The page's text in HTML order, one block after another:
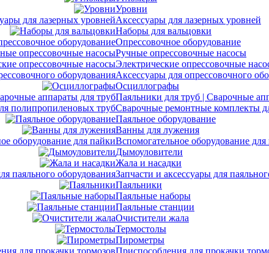
Уровни
Аксессуары для лазерных уровней
Наборы для вальцовки
Опрессовочное оборудование
Ручные опрессовочные насосы
Электрические опрессовочные
Аксессуары для опрессовочного
Осциллографы
Паяльники для труб | Сварочные
Сварочные ремонтные комплекты
Паяльное оборудование
Ванны для лужения
Вспомогательное оборудование для
Дымоуловители
Жала и насадки
Запчасти и аксессуары для
Паяльники
Паяльные наборы
Паяльные станции
Очистители жала
Термостолы
Пирометры
Приспособления для прокачки